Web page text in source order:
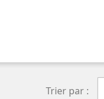
Trier par :